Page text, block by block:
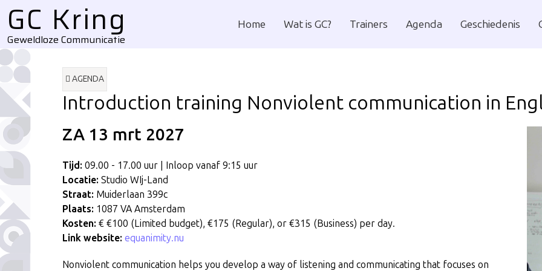
GC Kring
Geweldloze Communicatie
Home Wat is GC? Trainers Agenda Geschiedenis
AGENDA
Introduction training Nonviolent communication in
ZA 13 mrt 2027
Tijd: 09.00 - 17.00 uur | Inloop vanaf 9:15 uur
Locatie: Studio WIj-Land
Straat: Muiderlaan 399c
Plaats: 1087 VA Amsterdam
Kosten: € €100 (Limited budget), €175 (Regular), or €315 (Business) per day.
Link website: equanimity.nu
Nonviolent communication helps you develop a way of listening and communicating that focuses on
url